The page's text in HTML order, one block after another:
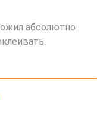
абсолютно